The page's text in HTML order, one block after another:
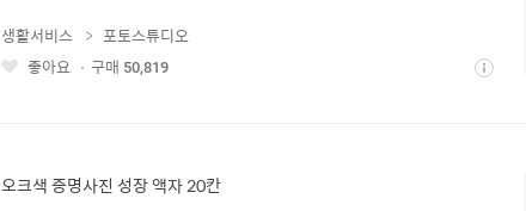
좋 상
생활서비스
포토스튜디오
좋아요
구매 50,819
오크색 증명사진 성장 액자 20칸